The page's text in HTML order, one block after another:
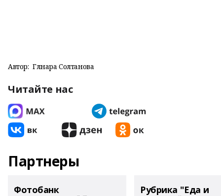
Автор: Гөлнара Солтанова
Читайте нас
Партнеры
Фотобанк Рубрика "Еда и